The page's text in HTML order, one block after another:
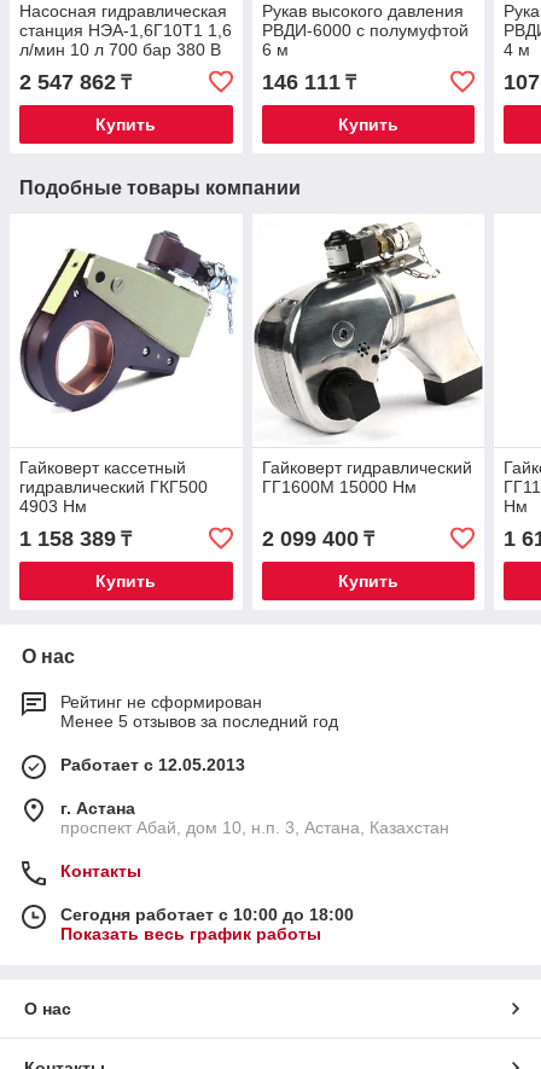
Насосная гидравлическая
станция НЭА-1,6Г10Т1 1,6
л/мин 10 л 700 бар 380 В
2 547 862 ₸
Купить
Рукав высокого давления
РВДИ-6000 с полумуфтой
6 м
146 111₸
Купить
4 м
Подобные товары компании
Гайковерт касcетный
гидравлический ГКГ500
4903 Нм
1 158 389 ₸
Купить
Гайковерт гидравлический
ГГ1600М 15000 Нм
2 099 400₸
Купить
Нм
1
О нас
Рейтинг не сформирован
Менее 5 отзывов за последний год
Работает с 12.05.2013
г. Астана
проспект Абай, дом 10, н.п. 3, Астана, Казахстан
Контакты
Сегодня работает с 10:00 до 18:00
Показать весь график работы
О нас